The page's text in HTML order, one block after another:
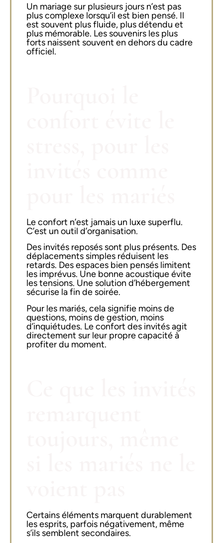
Un mariage sur plusieurs jours n’est pas
plus complexe lorsqu’il est bien pensé. Il
est souvent plus fluide, plus détendu et
plus mémorable. Les souvenirs les plus
forts naissent souvent en dehors du cadre
officiel.
Le confort n’est jamais un luxe superflu.
C’est un outil d’organisation.
Des invités reposés sont plus présents. Des
déplacements simples réduisent les
retards. Des espaces bien pensés limitent
les imprévus. Une bonne acoustique évite
les tensions. Une solution d’hébergement
sécurise la fin de soirée.
Pour les mariés, cela signifie moins de
questions, moins de gestion, moins
d’inquiétudes. Le confort des invités agit
directement sur leur propre capacité à
profiter du moment.
Certains éléments marquent durablement
les esprits, parfois négativement, même
s’ils semblent secondaires.